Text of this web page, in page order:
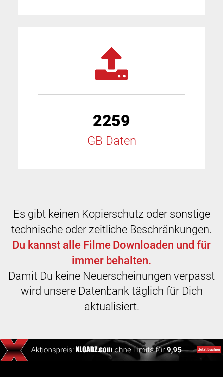
2259
GB Daten
Es gibt keinen Kopierschutz oder sonstige
technische oder zeitliche Beschränkungen.
Du kannst alle Filme Downloaden und für
immer behalten.
Damit Du keine Neuerscheinungen verpasst
wird unsere Datenbank täglich für Dich
aktualisiert.